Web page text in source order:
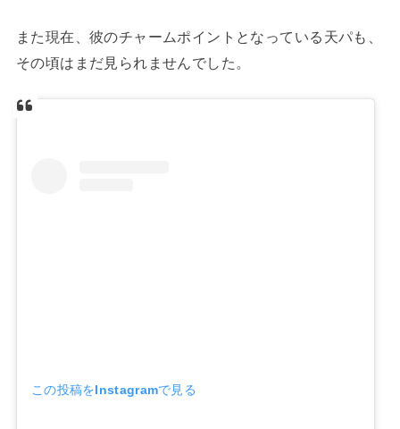
また現在、彼のチャームポイントとなっている天パも、
その頃はまだ見られませんでした。
この投稿をInstagramで見る